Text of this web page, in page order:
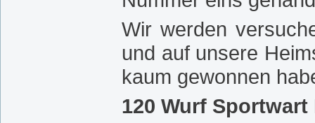
Wir werden
und auf unsere
kaum gewonnen
120 Wurf